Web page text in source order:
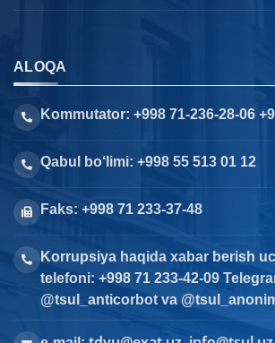
ALOQA
Kommutator: +998 71-236-28-06
Qabul bo‘limi: +998 55 513 01 12
Faks: +998 71 233-37-48
Korrupsiya haqida xabar berish
telefoni: +998 71 233-42-09
@tsul_anticorbot va